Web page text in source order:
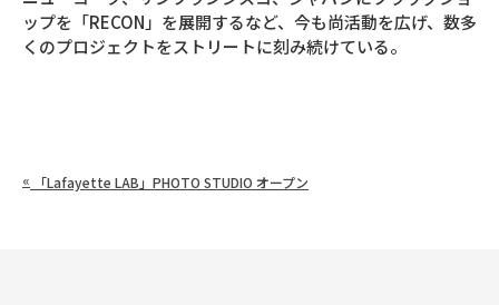
ップを「RECON」を展開するなど、今も尚活動を広げ、数多
くのプロジェクトをストリートに刻み続けている。
« 「Lafayette LAB」PHOTO STUDIO オープン